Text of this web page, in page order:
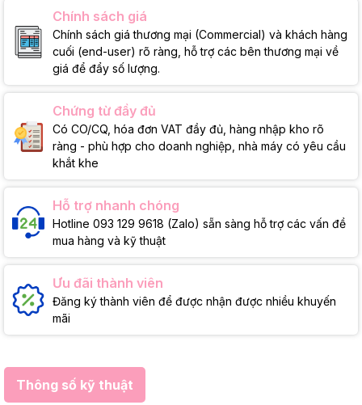
Chính sách giá
Chính sách giá thương mại (Commercial) và khách hàng
cuối (end-user) rõ ràng, hỗ trợ các bên thương mại về
giá để đẩy số lượng.
Chứng từ đầy đủ
Có CO/CQ, hóa đơn VAT đầy đủ, hàng nhập kho rõ
ràng - phù hợp cho doanh nghiệp, nhà máy có yêu cầu
khắt khe
Hỗ trợ nhanh chóng
Hotline 093 129 9618 (Zalo) sẵn sàng hỗ trợ các vấn đề
mua hàng và kỹ thuật
Ưu đãi thành viên
Đăng ký thành viên để được nhận được nhiều khuyến
mãi
Thông số kỹ thuật